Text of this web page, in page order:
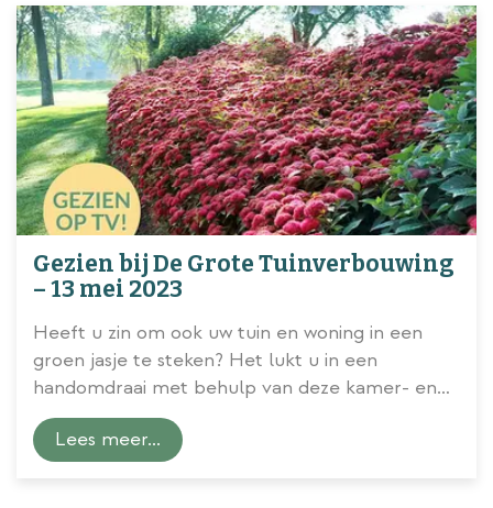
Gezien bij De Grote Tuinverbouwing
– 13 mei 2023
Heeft u zin om ook uw tuin en woning in een
groen jasje te steken? Het lukt u in een
handomdraai met behulp van deze kamer- en
tuinplanten.
Lees meer...